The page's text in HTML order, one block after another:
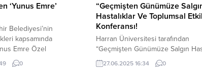
‘Yunus Emre’
Belediyesi’nin
kapsamında
Emre Özel
Dikinciler, Melihat
ve Ayfer Vardar
0
“Geçmişten Günümüze
Hastalıklar Ve Toplumsal
Konferansı!
Harran Üniversitesi tarafından
“Geçmişten Günümüze Salgın
ve Toplumsal Etkileri” konulu bir
konferans düzenlendi. Türkiye
27.06.2025 16:34 0